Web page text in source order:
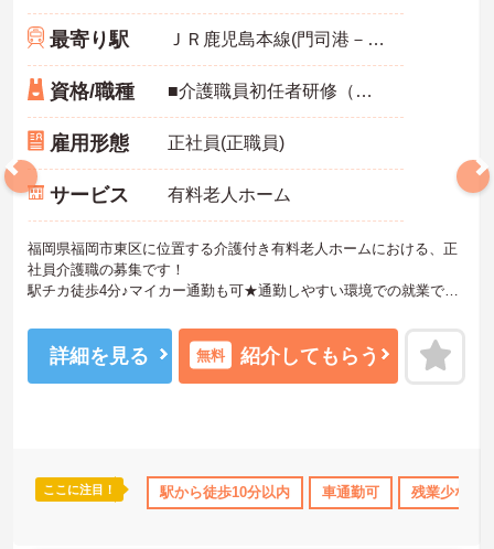
無資格OK 資格取得サポート 研修制度あり 産休･育休･
最寄り駅 ＪＲ鹿児島本線(門司港－八代)
資格/職種 ■介護職員初任者研修（ヘルパー2級）以上、介護福祉士 いずれか必須■経験1年以上必須
雇用形態 正社員(正職員)
サービス 有料老人ホーム
福岡県福岡市東区に位置する介護付き有料老人ホームにおける、正
社員介護職の募集です！
駅チカ徒歩4分♪マイカー通勤も可★通勤しやすい環境での就業で
ご興味ある方には、面接対策ポイントなど、さらに詳細をお話しい
たしますのでお気軽にご相談ください。
詳細を見る 無料 紹介してもらう
ここに注目！ 駅から徒歩10分以内 車通勤可 残業少なめ